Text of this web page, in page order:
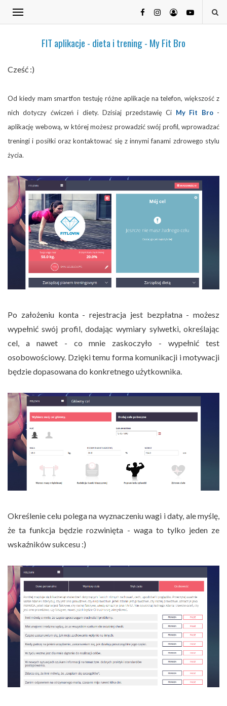
FIT aplikacje - dieta i trening - My Fit Bro
Cześć :)
Od kiedy mam smartfon testuję różne aplikacje na telefon, większość z
nich dotyczy ćwiczeń i diety. Dzisiaj przedstawię Ci My Fit Bro-
aplikację webową, w której możesz prowadzić swój profil, wprowadzać
treningi i posiłki oraz kontaktować się z innymi fanami zdrowego stylu
życia.
Po założeniu konta - rejestracja jest bezpłatna - możesz
wypełnić swój profil, dodając wymiary sylwetki, określając
cel, a nawet - co mnie zaskoczyło - wypełnić test
osobowościowy. Dzięki temu forma komunikacji i motywacji
będzie dopasowana do konkretnego użytkownika.
Określenie celu polega na wyznaczeniu wagi i daty, ale myślę,
że ta funkcja będzie rozwinięta - waga to tylko jeden ze
wskaźników sukcesu :)